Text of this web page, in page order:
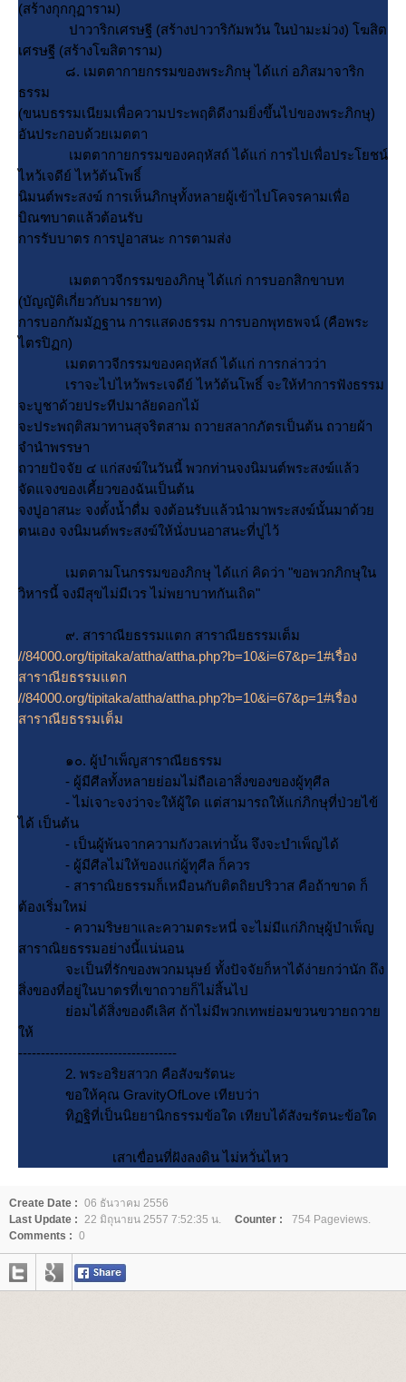
(สร้างกุกกุฏาราม)
ปาวาริกเศรษฐี (สร้างปาวาริกัมพวัน ในป่ามะม่วง) โฆสิต
เศรษฐี (สร้างโฆสิตาราม)
๘. เมตตากายกรรมของพระภิกษุ ได้แก่ อภิสมาจาริก
ธรรม
(ขนบธรรมเนียมเพื่อความประพฤติดีงามยิ่งขึ้นไปของพระภิกษุ)
อันประกอบด้วยเมตตา
เมตตากายกรรมของคฤหัสถ์ ได้แก่ การไปเพื่อประโยชน์
ไหว้เจดีย์ ไหว้ต้นโพธิ์
นิมนต์พระสงฆ์ การเห็นภิกษุทั้งหลายผู้เข้าไปโคจรคามเพื่อ
บิณฑบาตแล้วต้อนรับ
การรับบาตร การปูอาสนะ การตามส่ง
เมตตาวจีกรรมของภิกษุ ได้แก่ การบอกสิกขาบท
(บัญญัติเกี่ยวกับมารยาท)
การบอกกัมมัฏฐาน การแสดงธรรม การบอกพุทธพจน์ (คือพระ
ไตรปิฏก)
เมตตาวจีกรรมของคฤหัสถ์ ได้แก่ การกล่าวว่า
เราจะไปไหว้พระเจดีย์ ไหว้ต้นโพธิ์ จะให้ทำการฟังธรรม
จะบูชาด้วยประทีปมาลัยดอกไม้
จะประพฤติสมาทานสุจริตสาม ถวายสลากภัตรเป็นต้น ถวายผ้า
จำนำพรรษา
ถวายปัจจัย ๔ แก่สงฆ์ในวันนี้ พวกท่านจงนิมนต์พระสงฆ์แล้ว
จัดแจงของเคี้ยวของฉันเป็นต้น
จงปูอาสนะ จงตั้งน้ำดื่ม จงต้อนรับแล้วนำมาพระสงฆ์นั้นมาด้ว
ตนเอง จงนิมนต์พระสงฆ์ให้นั่งบนอาสนะที่ปูไว้
เมตตามโนกรรมของภิกษุ ได้แก่ คิดว่า "ขอพวกภิกษุใน
วิหารนี้ จงมีสุขไม่มีเวร ไม่พยาบาทกันเถิด"
๙. สาราณียธรรมแตก สาราณียธรรมเต็ม
//84000.org/tipitaka/attha/attha.php?b=10&i=67&p=1#เรื่อง
สาราณียธรรมแตก
//84000.org/tipitaka/attha/attha.php?b=10&i=67&p=1#เรื่อง
สาราณียธรรมเต็ม
๑๐. ผู้บำเพ็ญสาราณียธรรม
- ผู้มีศีลทั้งหลายย่อมไม่ถือเอาสิ่งของของผู้ทุศีล
- ไม่เจาะจงว่าจะให้ผู้ใด แต่สามารถให้แก่ภิกษุที่ป่วยไข้
ได้ เป็นต้น
- เป็นผู้พ้นจากความกังวลเท่านั้น จึงจะบำเพ็ญได้
- ผู้มีศีลไม่ให้ของแก่ผู้ทุศีล ก็ควร
- สาราณิยธรรมก็เหมือนกับติตถิยปริวาส คือถ้าขาด ก็
ต้องเริ่มใหม่
- ความริษยาและความตระหนี่ จะไม่มีแก่ภิกษุผู้บำเพ็ญ
สาราณิยธรรมอย่างนี้แน่นอน
จะเป็นที่รักของพวกมนุษย์ ทั้งปัจจัยก็หาได้ง่ายกว่านัก ถึง
สิ่งของที่อยู่ในบาตรที่เขาถวายก็ไม่สิ้นไป
่อมได้สิ่งของดีเลิศ ถ้าไม่มีพวกเทพย่อมขวนขวายถวา
ห้
-----------------------------------
2. พระอริยสาวก คือสังฆรัตนะ
ขอให้คุณ GravityOfLove เทียบว่า
ทิฏฐิที่เป็นนิยยานิกธรรมข้อใด เทียบได้สังฆรัตนะข้อใด
เสาเขื่อนที่ฝังลงดิน ไม่หวั่นไหว
Create Date : 06 ธันวาคม 2556
Last Update : 22 มิถุนายน 2557 7:52:35 น. Counter :
754 Pageviews.
Comments : 0